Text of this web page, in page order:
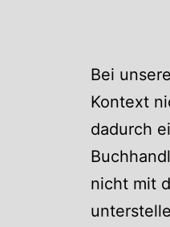
Bei
Kontext
dadurch
nicht mit